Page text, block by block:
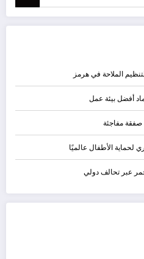
الملاحة في هرمز
أفضل بيئة عمل
مفاجئة
لحماية الأطفال عالميًا
عبر تحالف دولي